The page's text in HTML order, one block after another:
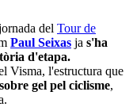
del Tour de
Paul Seixas ja s'ha
d'etapa.
Visma, l'estructura que
gel pel ciclisme,